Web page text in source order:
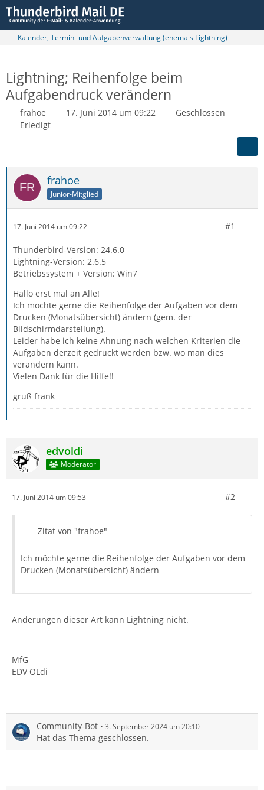
Kalender, Termin- und Aufgabenverwaltung (ehemals Lightning)
Lightning; Reihenfolge beim
Aufgabendruck verändern
frahoe 17. Juni 2014 um 09:22
Geschlossen
Erledigt
frahoe
Junior-Mitglied
17. Juni 2014 um 09:22 #1
Thunderbird-Version: 24.6.0
Lightning-Version: 2.6.5
Betriebssystem + Version: Win7
Hallo erst mal an Alle!
Ich möchte gerne die Reihenfolge der Aufgaben vor dem
Drucken (Monatsübersicht) ändern (gem. der
Bildschirmdarstellung).
Leider habe ich keine Ahnung nach welchen Kriterien die
Aufgaben derzeit gedruckt werden bzw. wo man dies
verändern kann.
Vielen Dank für die Hilfe!!
gruß frank
edvoldi
Moderator
17. Juni 2014 um 09:53 #2
Zitat von "frahoe"
Ich möchte gerne die Reihenfolge der Aufgaben vor dem
Drucken (Monatsübersicht) ändern
Änderungen dieser Art kann Lightning nicht.
MfG
EDV OLdi
Community-Bot 3. September 2024 um 20:10
Hat das Thema geschlossen.